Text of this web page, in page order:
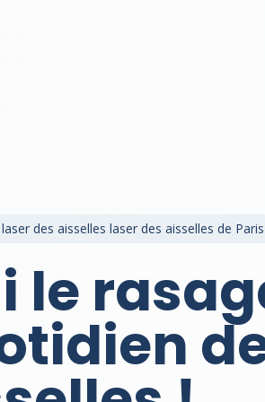
des aisselles laser des aisselles de Paris
le